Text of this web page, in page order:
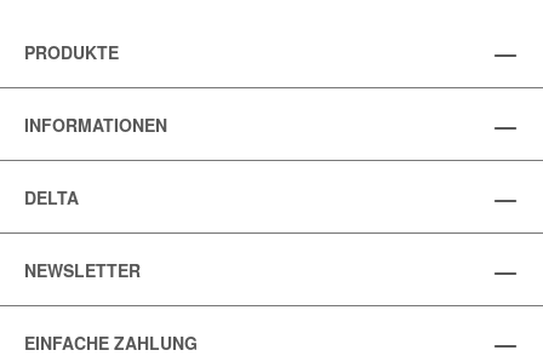
PRODUKTE
INFORMATIONEN
DELTA
NEWSLETTER
EINFACHE ZAHLUNG